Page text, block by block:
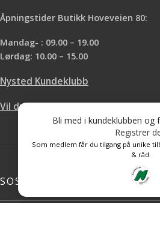
Åpningstider Butikk Hoveveien 80:
Mandag- : 09.00 – 19.00
Lørdag: 10.00 – 15.00
Nysted Kundeklubb
Vil du leie hos oss?
SOSIALE MEDIER
Bli med i kundeklubben og
Registrer
Som medlem får du tilgang på unike
& råd.